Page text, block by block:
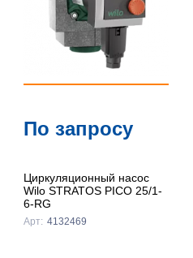
По запросу
Циркуляционный насос
Wilo STRATOS PICO 25/1-
6-RG
Арт: 4132469